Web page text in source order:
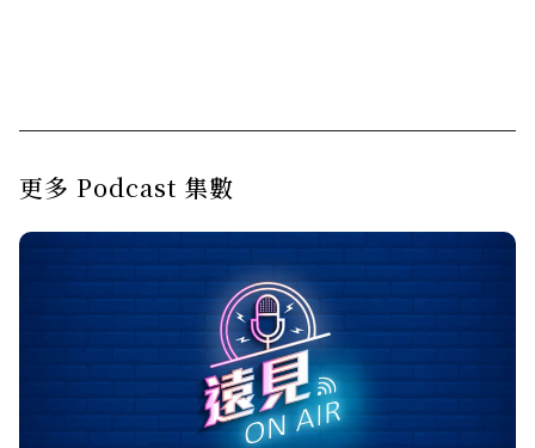
更多 Podcast 集數